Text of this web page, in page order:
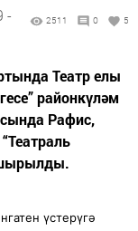
-
2511 0 5
Театр елы
районкүләм
Рафис,
үстерүгә